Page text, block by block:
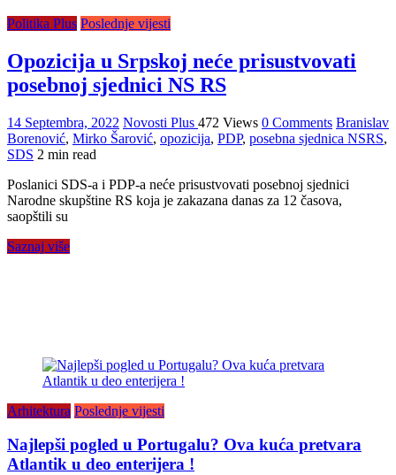
Politika Plus Poslednje vijesti
Opozicija u Srpskoj neće prisustvovati
posebnoj sjednici NS RS
14 Septembra, 2022 Novosti Plus 472 Views 0 Comments Branislav
Borenović, Mirko Šarović, opozicija, PDP, posebna sjednica NSRS,
SDS 2 min read
Poslanici SDS-a i PDP-a neće prisustvovati posebnoj sjednici
Narodne skupštine RS koja je zakazana danas za 12 časova,
saopštili su
Saznaj više
Arhitektura Poslednje vijesti
Najlepši pogled u Portugalu? Ova kuća pretvara
Atlantik u deo enterijera !